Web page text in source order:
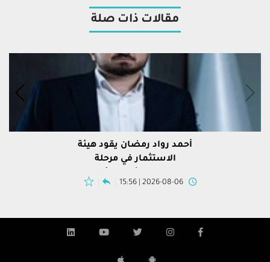
مقالات ذات صلة
أحمد رواد رمضان يقود هيئة
الاستثمار في مرحلة
لإعادة الإعمار2026-08-06 | 15:56